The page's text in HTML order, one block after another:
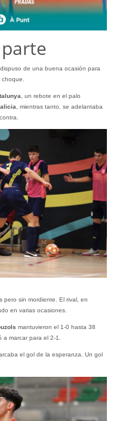
de una buena ocasión para
choque.
, un rebote en el palo
, mientras tanto, se adelantaba
sin mordiente. El rival, en
en varias ocasiones.
mantuvieron el 1-0 hasta 38
marcar para el 2-1.
el gol de la esperanza. Un gol